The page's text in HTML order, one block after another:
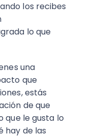
los recibes
lo que
una
que
estás
de que
que le gusta lo
hay de las